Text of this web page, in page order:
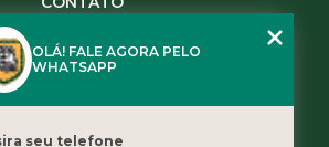
(11) 3461-5871
OLÁ! FALE AGORA PELO
WHATSAPP
seu telefone